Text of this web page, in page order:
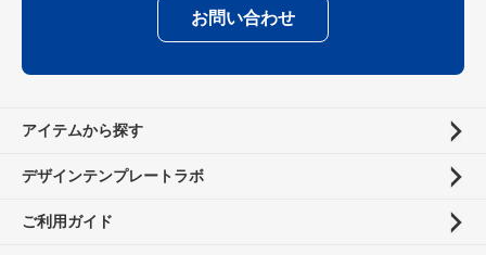
お問い合わせ
アイテムから探す
デザインテンプレートラボ
ご利用ガイド